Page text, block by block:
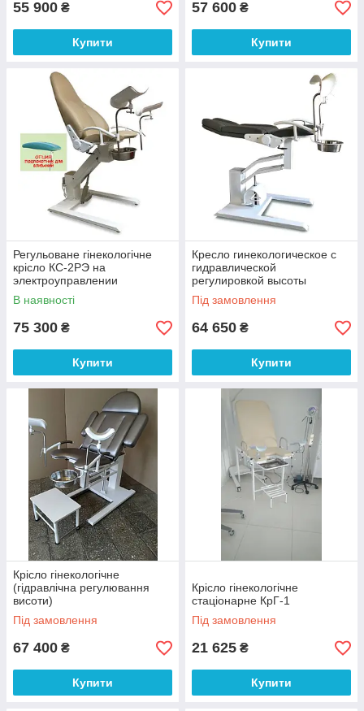
55 900 ₴
Купити
57 600 ₴
Купити
Регульоване гінекологічне
крісло КС-2РЭ на
электроуправлении
В наявності
75 300 ₴
Купити
Кресло гинекологическое с
гидравлической
регулировкой высоты
Під замовлення
64 650 ₴
Купити
Крісло гінекологічне
(гідравлічна регулювання
висоти)
Під замовлення
67 400 ₴
Купити
Крісло гінекологічне
стаціонарне КрГ-1
Під замовлення
21 625 ₴
Купити